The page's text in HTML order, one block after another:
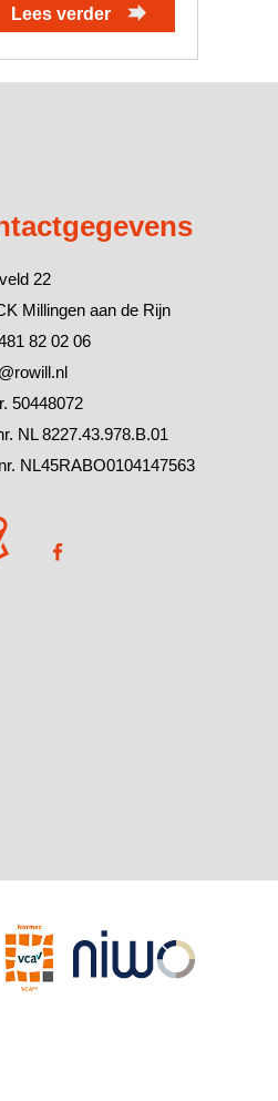
Lees verder
22
Millingen aan de Rijn
82 02 06
50448072
NL 8227.43.978.B.01
NL45RABO0104147563